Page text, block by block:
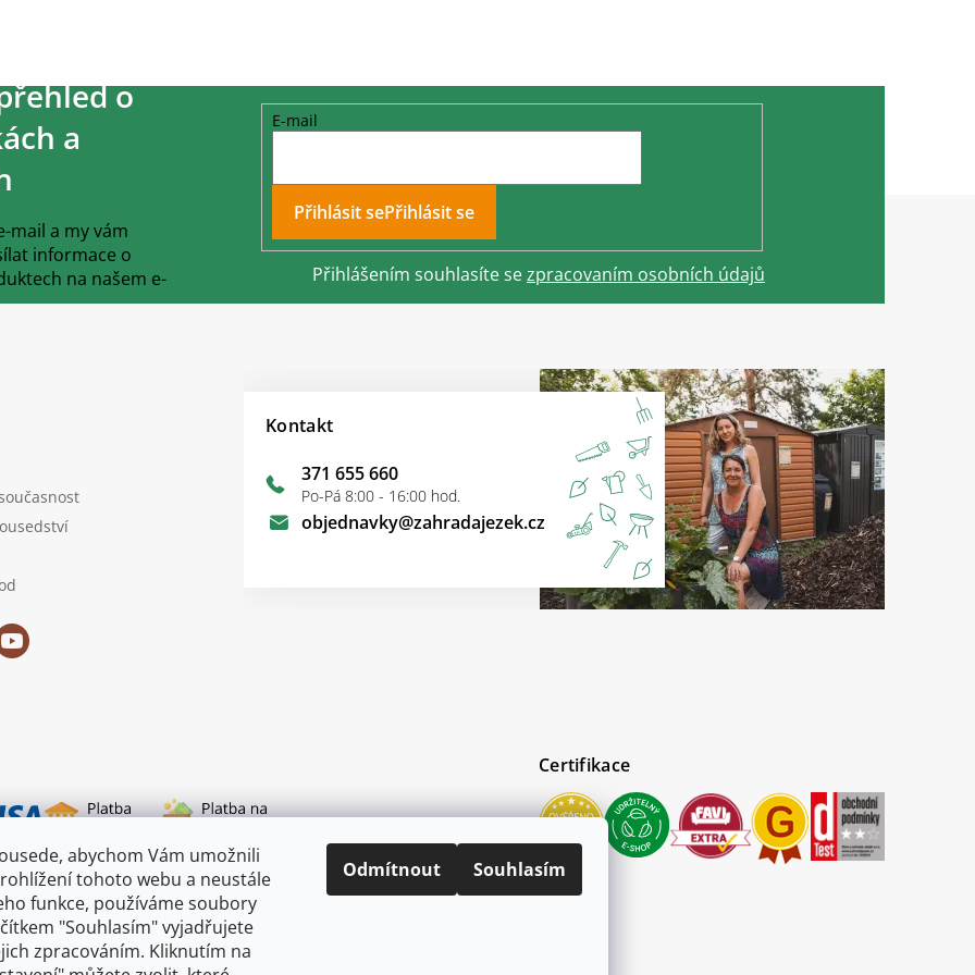
abychom Vám umožnili
tohoto webu a neustále
funkce, používáme soubory
"Souhlasím" vyjadřujete
zpracováním. Kliknutím na
Odmítnout Souhlasím
o
a
mail a my vám
informace o
na našem e-
E-mail
Přihlásit se
Přihlášením souhlasíte sezpracovaním osobních údajů
Kontakt
objednavky@zahradajezek.cz
371 655 660
Po-Pá 8:00 - 16:00 hod.
dopravy
Certifikace